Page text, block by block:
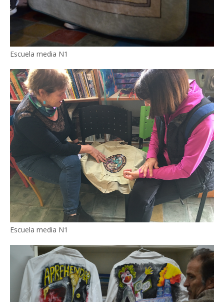
Escuela media N1
Escuela media N1